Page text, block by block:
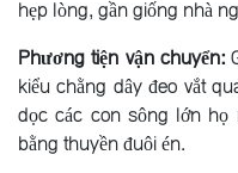
hẹp lòng, gần giống nhà
Phương tiện vận chuyển:
kiểu chằng dây đeo vắt
dọc các con sông lớn họ
bằng thuyền đuôi én.